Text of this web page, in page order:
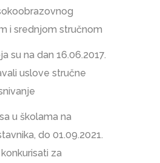
i srednjom stručnom
su na dan 16.06.2017.
uslove stručne
u školama na
do 01.09.2021.
za